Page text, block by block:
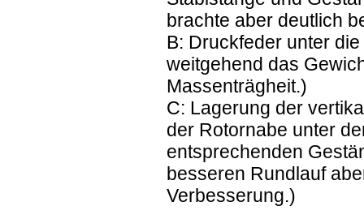
brachte aber deutlich
B: Druckfeder unter
weitgehend das
Massenträgheit.)
C: Lagerung der
der Rotornabe unter
entsprechenden
besseren Rundlauf
Verbesserung.)